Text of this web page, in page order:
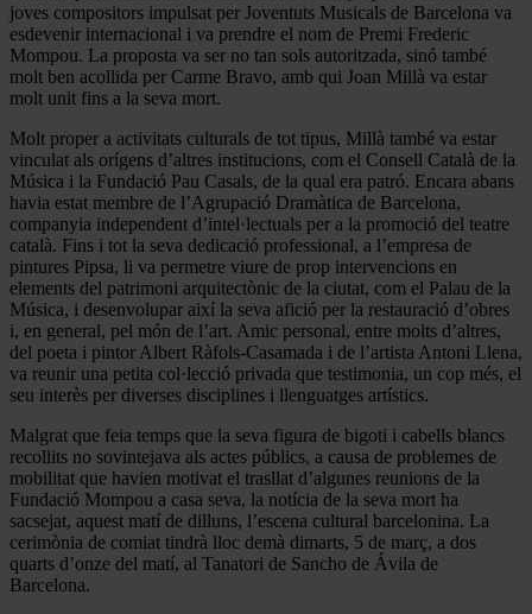
joves compositors impulsat per Joventuts Musicals de Barcelona va
esdevenir internacional i va prendre el nom de Premi Frederic
Mompou. La proposta va ser no tan sols autoritzada, sinó també
molt ben acollida per Carme Bravo, amb qui Joan Millà va estar
molt unit fins a la seva mort.
Molt proper a activitats culturals de tot tipus, Millà també va estar
vinculat als orígens d’altres institucions, com el Consell Català de la
Música i la Fundació Pau Casals, de la qual era patró. Encara abans
havia estat membre de l’Agrupació Dramàtica de Barcelona,
companyia independent d’intel·lectuals per a la promoció del teatre
català. Fins i tot la seva dedicació professional, a l’empresa de
pintures Pipsa, li va permetre viure de prop intervencions en
elements del patrimoni arquitectònic de la ciutat, com el Palau de la
Música, i desenvolupar així la seva afició per la restauració d’obres
i, en general, pel món de l’art. Amic personal, entre molts d’altres,
del poeta i pintor Albert Ràfols-Casamada i de l’artista Antoni Llena,
va reunir una petita col·lecció privada que testimonia, un cop més, el
seu interès per diverses disciplines i llenguatges artístics.
Malgrat que feia temps que la seva figura de bigoti i cabells blancs
recollits no sovintejava als actes públics, a causa de problemes de
mobilitat que havien motivat el trasllat d’algunes reunions de la
Fundació Mompou a casa seva, la notícia de la seva mort ha
sacsejat, aquest matí de dilluns, l’escena cultural barcelonina. La
cerimònia de comiat tindrà lloc demà dimarts, 5 de març, a dos
quarts d’onze del matí, al Tanatori de Sancho de Ávila de
Barcelona.